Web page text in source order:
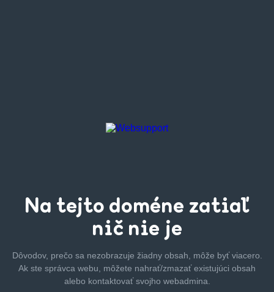
Na tejto doméne zatiaľ
nič nie je
Dôvodov, prečo sa nezobrazuje žiadny obsah, môže byťviacero.
Ak ste správca webu, môžete nahrať/zmazaťexistujúci obsah
alebo kontaktovať svojho webadmina.